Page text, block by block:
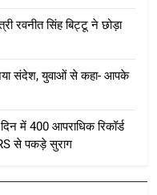
रवनीत सिंह बिट्टू ने छोड़ा
नया संदेश, युवाओं से कहा- आपके
में 400 आपराधिक रिकॉर्ड
से पकड़े सुराग